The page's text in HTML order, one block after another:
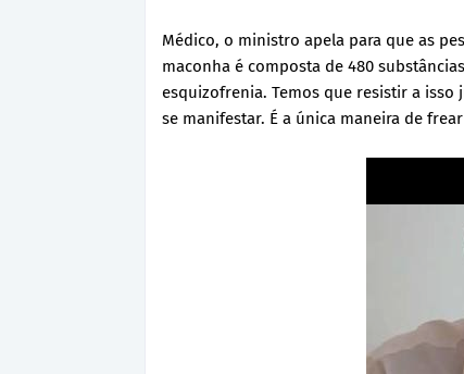
Médico, o ministro apela para que as
maconha é composta de 480
esquizofrenia. Temos que resistir a isso
se manifestar. É a única maneira de